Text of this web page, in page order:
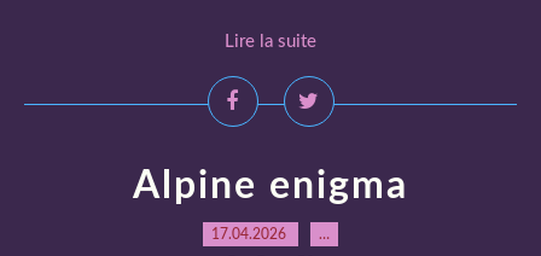
Lire la suite
Alpine enigma
17.04.2026 …